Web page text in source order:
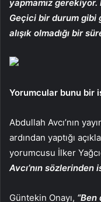
yapmamız
Geçici bir durum gibi
alışık olmadığı bir
Yorumcular bunu bir
Abdullah Avcı’nın
ardından yaptığı
yorumcusu İlker
Avcı’nın sözlerinden
Güntekin Onayı,